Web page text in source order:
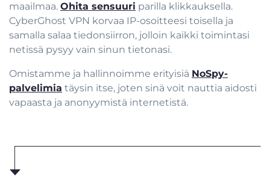
maailmaa. Ohita sensuuri parilla klikkauksella.
CyberGhost VPN korvaa IP-osoitteesi toisella ja
samalla salaa tiedonsiirron, jolloin kaikki toimintasi
netissä pysyy vain sinun tietonasi.
Omistamme ja hallinnoimme erityisiä NoSpy-
palvelimia täysin itse, joten sinä voit nauttia aidosti
vapaasta ja anonyymistä internetistä.